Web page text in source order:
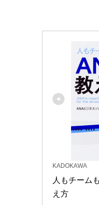
KADOKAWA
人もチーム
え方